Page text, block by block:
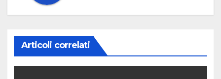
Articoli correlati